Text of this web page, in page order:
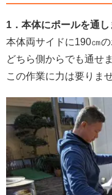
1．本体にポールを通し
本体両サイドに190㎝の
どちら側からでも通せま
この作業に力は要りませ